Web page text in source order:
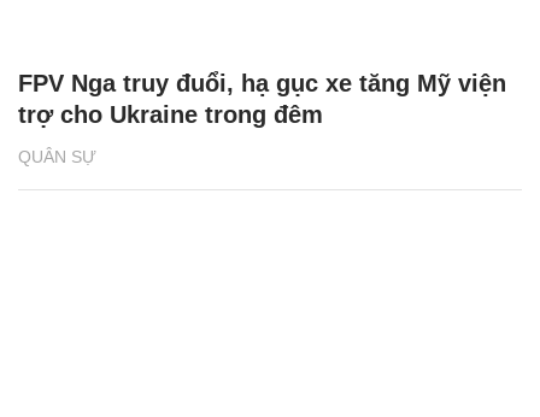
QUÂN SỰ
FPV Nga truy đuổi, hạ gục xe tăng Mỹ viện
trợ cho Ukraine trong đêm